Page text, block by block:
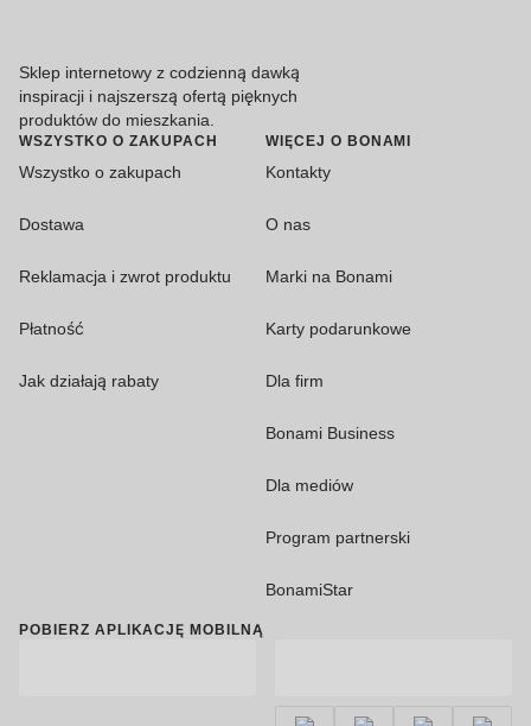
Sklep internetowy z codzienną dawką
inspiracji i najszerszą ofertą pięknych
produktów do mieszkania.
WSZYSTKO O ZAKUPACH
Wszystko o zakupach
Dostawa
Reklamacja i zwrot produktu
Płatność
Jak działają rabaty
WIĘCEJ O BONAMI
Kontakty
O nas
Marki na Bonami
Karty podarunkowe
Dla firm
Bonami Business
Dla mediów
Program partnerski
BonamiStar
POBIERZ APLIKACJĘ MOBILNĄ